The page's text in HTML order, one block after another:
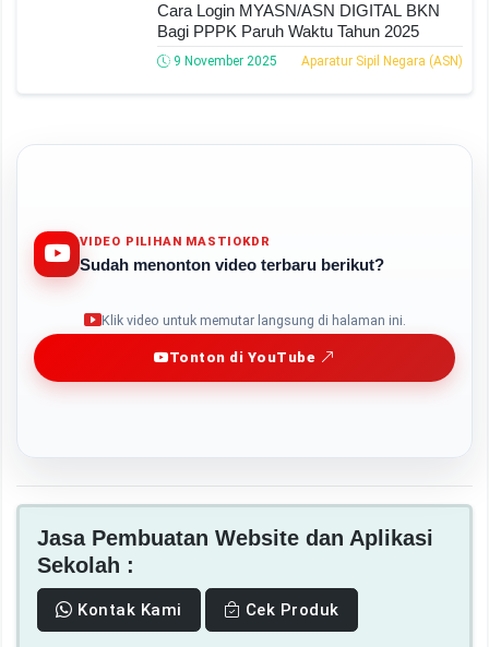
Cara Login MYASN/ASN DIGITAL BKN
Bagi PPPK Paruh Waktu Tahun 2025
9 November 2025 Aparatur Sipil Negara (ASN)
VIDEO PILIHAN MASTIOKDR
Sudah menonton video terbaru berikut?
Klik video untuk memutar langsung di halaman ini.
Tonton di YouTube
Jasa Pembuatan Website dan Aplikasi
Sekolah :
Kontak Kami Cek Produk